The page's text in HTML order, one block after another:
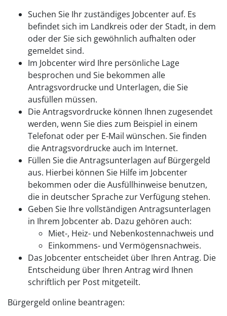
Suchen Sie Ihr zuständiges Jobcenter auf. Es
befindet sich im Landkreis oder der Stadt, in dem
oder der Sie sich gewöhnlich aufhalten oder
gemeldet sind.
Im Jobcenter wird Ihre persönliche Lage
besprochen und Sie bekommen alle
Antragsvordrucke und Unterlagen, die Sie
ausfüllen müssen.
Die Antragsvordrucke können Ihnen zugesendet
werden, wenn Sie dies zum Beispiel in einem
Telefonat oder per E-Mail wünschen. Sie finden
die Antragsvordrucke auch im Internet.
Füllen Sie die Antragsunterlagen auf Bürgergeld
aus. Hierbei können Sie Hilfe im Jobcenter
bekommen oder die Ausfüllhinweise benutzen,
die in deutscher Sprache zur Verfügung stehen.
Geben Sie Ihre vollständigen Antragsunterlagen
in Ihrem Jobcenter ab. Dazu gehören auch:
Miet-, Heiz- und Nebenkostennachweis und
Einkommens- und Vermögensnachweis.
Das Jobcenter entscheidet über Ihren Antrag. Die
Entscheidung über Ihren Antrag wird Ihnen
schriftlich per Post mitgeteilt.
Bürgergeld online beantragen: